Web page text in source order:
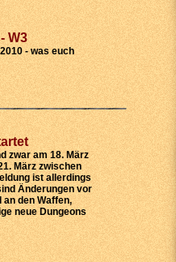
W3
- was euch
zwar am 18. März
März zwischen
ist allerdings
Änderungen vor
den Waffen,
neue Dungeons